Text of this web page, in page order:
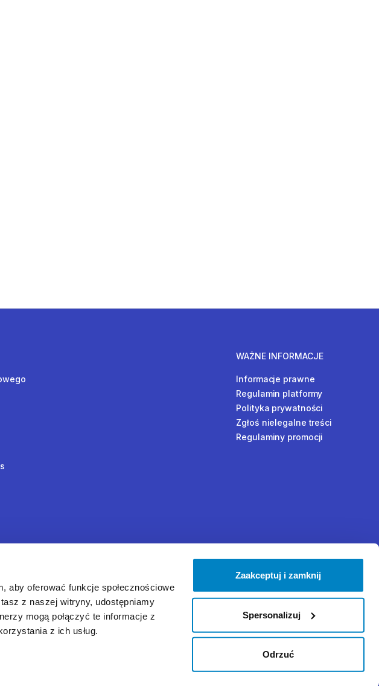
aby oferować funkcje społecznościowe
z naszej witryny, udostępniamy
mogą połączyć te informacje z
z ich usług.
Zaakceptuj i zamknij
Spersonalizuj
Odrzuć
WAŻNE INFORMACJE
Informacje prawne
Regulamin platformy
Polityka prywatności
Zgłoś nielegalne treści
Regulaminy promocji